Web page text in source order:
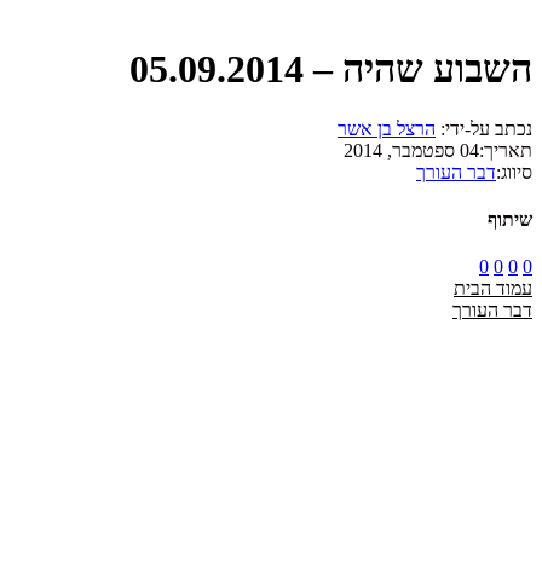
השבוע שהיה – 05.09.2014
נכתב על-ידי: הרצל בן אשר
תאריך:04 ספטמבר, 2014
סיווג:דבר העורך
שיתוף
0
0
0
0
עמוד הבית
דבר העורך